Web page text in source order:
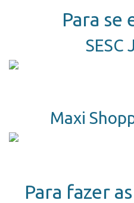
Para
SESC
Maxi
Para fazer